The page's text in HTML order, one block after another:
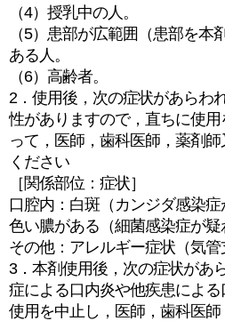
（4）授乳中の人。
（5）患部が広範囲（患部を本
ある人。
（6）高齢者。
2．使用後，次の症状があらわ
性がありますので，直ちに使
って，医師，歯科医師，薬剤
ください
［関係部位：症状］
口腔内：白斑（カンジダ感染
色い膿がある（細菌感染症が疑
その他：アレルギー症状（気管
3．本剤使用後，次の症状があ
症による口内炎や他疾患による
使用を中止し，医師，歯科医